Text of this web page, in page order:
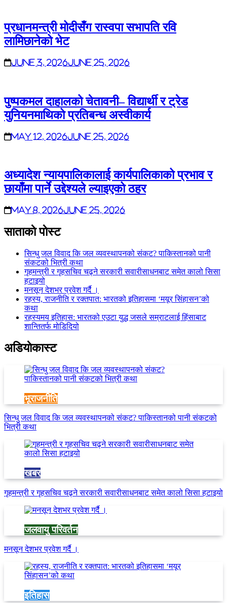
प्रधानमन्त्री मोदीसँग रास्वपा सभापति रवि
लामिछानेको भेट
June 3, 2026June 25, 2026
पुष्पकमल दाहालको चेतावनी– विद्यार्थी र ट्रेड
युनियनमाथिको प्रतिबन्ध अस्वीकार्य
May 12, 2026June 25, 2026
अध्यादेश न्यायपालिकालाई कार्यपालिकाको प्रभाव र
छायाँमा पार्ने उद्देश्यले ल्याइएको ठहर
May 8, 2026June 25, 2026
साताकाे पाेस्ट
सिन्धु जल विवाद कि जल व्यवस्थापनको संकट? पाकिस्तानको पानी
संकटको भित्री कथा
गृहमन्त्री र गृहसचिव चढ्ने सरकारी सवारीसाधनबाट समेत कालो सिसा
हटाइयो
मनसून देशभर प्रवेश गर्दै ।
रहस्य, राजनीति र रक्तपात: भारतको इतिहासमा ‘मयूर सिंहासन’को
कथा
रहस्यमय इतिहास: भारतको एउटा युद्ध जसले सम्राटलाई हिंसाबाट
शान्तितर्फ मोडिदियो
अडियाेकास्ट
भूराजनीति
सिन्धु जल विवाद कि जल व्यवस्थापनको संकट? पाकिस्तानको पानी संकटको
भित्री कथा
खबर
गृहमन्त्री र गृहसचिव चढ्ने सरकारी सवारीसाधनबाट समेत कालो सिसा हटाइयो
जलवायु परिवर्तन
मनसून देशभर प्रवेश गर्दै ।
इतिहास